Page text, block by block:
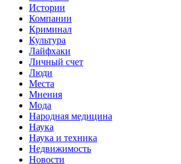
Истории
Компании
Криминал
Культура
Лайфхаки
Личный счет
Люди
Места
Мнения
Мода
Народная медицина
Наука
Наука и техника
Недвижимость
Новости